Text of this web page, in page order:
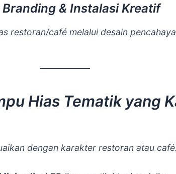
Branding & Instalasi Kreatif
restoran/café melalui desain
Hias Tematik yang
dengan karakter restoran atau